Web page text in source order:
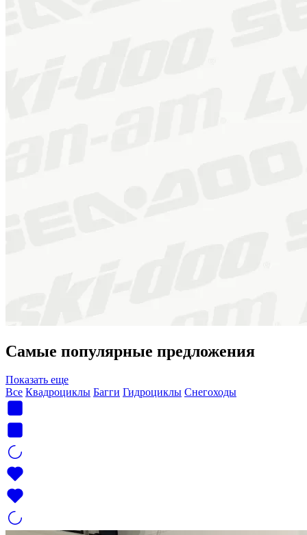
Самые популярные предложения
Показать еще
Все Квадроциклы Багги Гидроциклы Снегоходы